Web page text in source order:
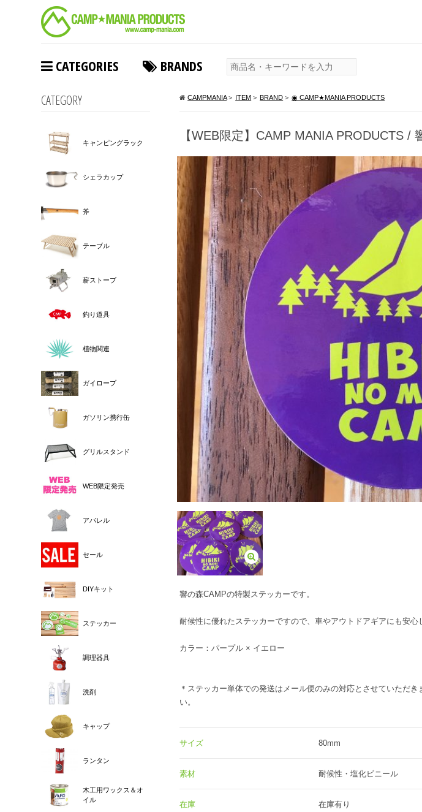
CATEGORIES BRANDS
CAMPMANIA> ITEM > BRAND > ◉ CAMP★MANIA PRODUCTS
【WEB限定】CAMP MANIA PRODUCTS /
響の森CAMPの特製ステッカーです。
耐候性に優れたステッカーですので、車やアウトドアギアにも安心
カラー：パープル × イエロー
＊ステッカー単体での発送はメール便のみの対応とさせていただ
い。
サイズ 80mm
素材 耐候性・塩化ビニール
在庫 在庫有り
CATEGORY
キャンピングラック
シェラカップ
斧
テーブル
薪ストーブ
釣り道具
植物関連
ガイロープ
ガソリン携行缶
グリルスタンド
WEB限定発売
アパレル
セール
DIYキット
ステッカー
調理器具
洗剤
キャップ
ランタン
木工用ワックス＆オ
イル